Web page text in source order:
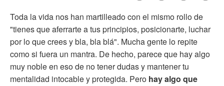
Toda la vida nos han martilleado con el mismo rollo de
"tienes que aferrarte a tus principios, posicionarte, luchar
por lo que crees y bla, bla blá". Mucha gente lo repite
como si fuera un mantra. De hecho, parece que hay algo
muy noble en eso de no tener dudas y mantener tu
mentalidad intocable y protegida. Pero hay algo que